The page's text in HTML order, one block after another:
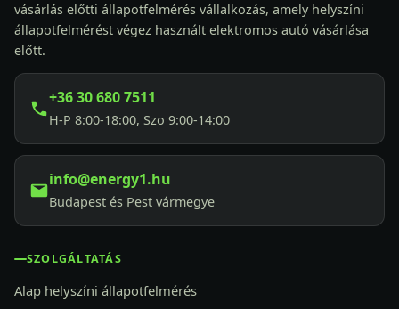
vásárlás előtti állapotfelmérés vállalkozás, amely helyszíni
állapotfelmérést végez használt elektromos autó vásárlása
előtt.
+36 30 680 7511
H-P 8:00-18:00, Szo 9:00-14:00
info@energy1.hu
Budapest és Pest vármegye
SZOLGÁLTATÁS
Alap helyszíni állapotfelmérés